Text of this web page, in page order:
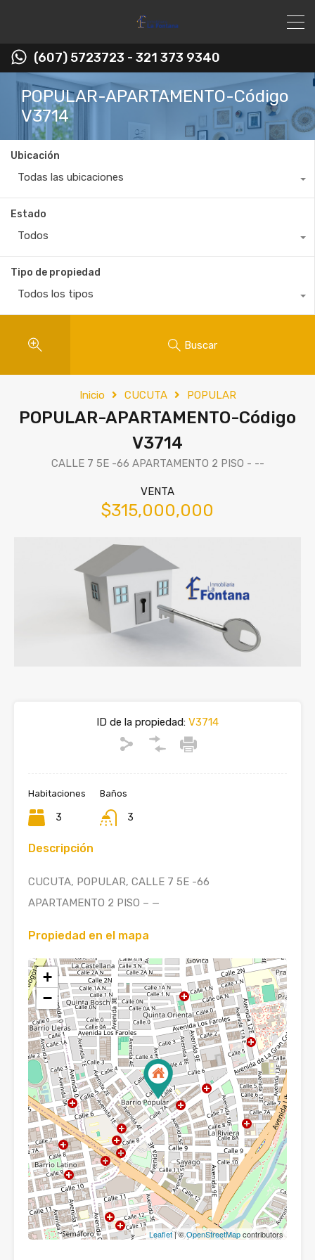
(607) 5723723 - 321 373 9340
POPULAR-APARTAMENTO-Código
V3714
Ubicación
Todas las ubicaciones
Estado
Todos
Tipo de propiedad
Todos los tipos
Buscar
Inicio CUCUTA POPULAR
POPULAR-APARTAMENTO-Código
V3714
CALLE 7 5E -66 APARTAMENTO 2 PISO - --
VENTA
$315,000,000
ID de la propiedad: V3714
Habitaciones
3
Baños
3
Descripción
CUCUTA, POPULAR, CALLE 7 5E -66
APARTAMENTO 2 PISO – —
Propiedad en el mapa
+
−
Leaflet| ©OpenStreetMapcontributors